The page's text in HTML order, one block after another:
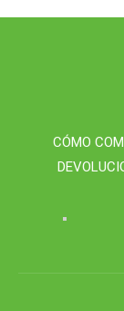
CÓMO